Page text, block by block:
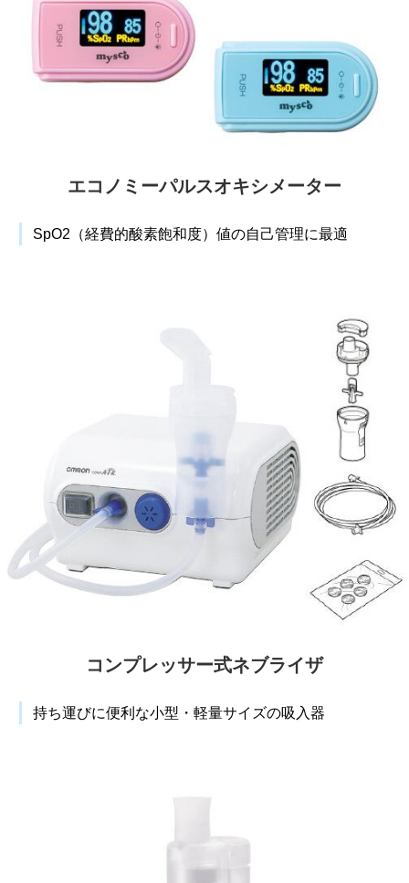
エコノミーパルスオキシメーター
SpO2（経費的酸素飽和度）値の自己管理に最適
コンプレッサー式ネブライザ
持ち運びに便利な小型・軽量サイズの吸入器